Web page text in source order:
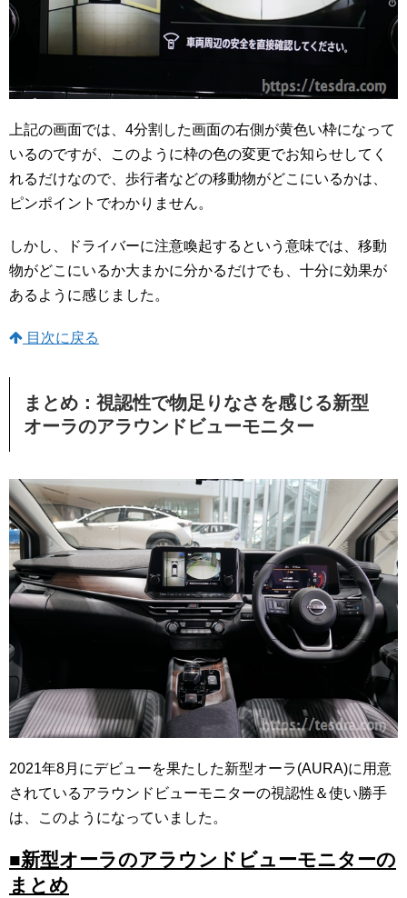
上記の画面では、4分割した画面の右側が黄色い枠になって
いるのですが、このように枠の色の変更でお知らせしてく
れるだけなので、歩行者などの移動物がどこにいるかは、
ピンポイントでわかりません。
しかし、ドライバーに注意喚起するという意味では、移動
物がどこにいるか大まかに分かるだけでも、十分に効果が
あるように感じました。
目次に戻る
まとめ：視認性で物足りなさを感じる新型
オーラのアラウンドビューモニター
2021年8月にデビューを果たした新型オーラ(AURA)に用意
されているアラウンドビューモニターの視認性＆使い勝手
は、このようになっていました。
■新型オーラのアラウンドビューモニターの
まとめ